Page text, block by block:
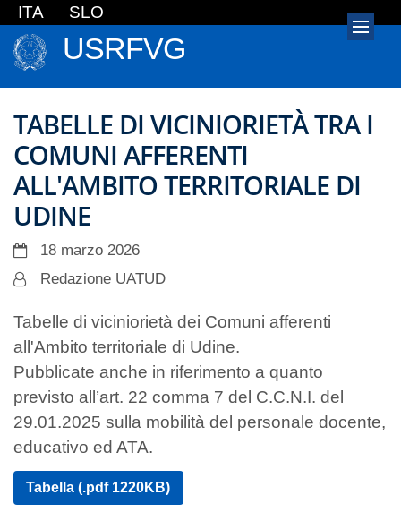
ITA SLO
USRFVG
TABELLE DI VICINIORIETÀ TRA I
COMUNI AFFERENTI
ALL'AMBITO TERRITORIALE DI
UDINE
18 marzo 2026
Redazione UATUD
Tabelle di viciniorietà dei Comuni afferenti
all'Ambito territoriale di Udine.
Pubblicate anche in riferimento a quanto
previsto all’art. 22 comma 7 del C.C.N.I. del
29.01.2025 sulla mobilità del personale docente,
educativo ed ATA.
Tabella (.pdf 1220KB)